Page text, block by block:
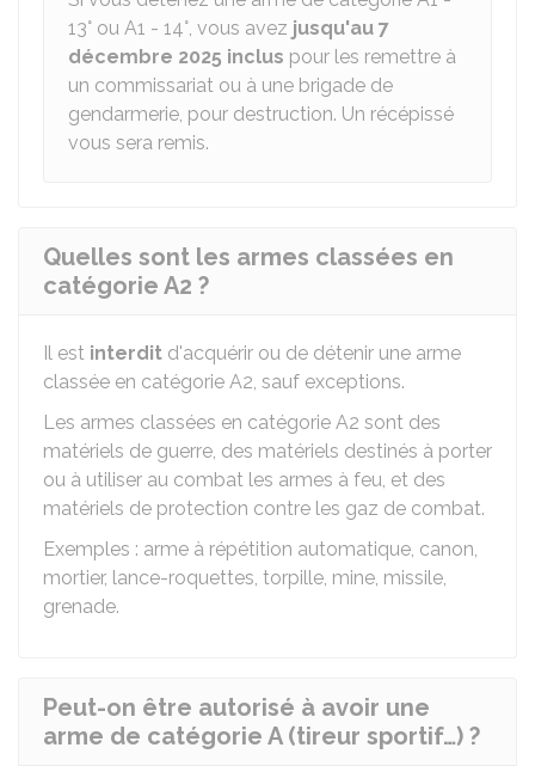
13° ou A1 - 14°, vous avez jusqu'au 7
décembre 2025 inclus pour les remettre à
un commissariat ou à une brigade de
gendarmerie, pour destruction. Un récépissé
vous sera remis.
Quelles sont les armes classées en
catégorie A2 ?
Il est interdit d'acquérir ou de détenir une arme
classée en catégorie A2, sauf exceptions.
Les armes classées en catégorie A2 sont des
matériels de guerre, des matériels destinés à porter
ou à utiliser au combat les armes à feu, et des
matériels de protection contre les gaz de combat.
Exemples : arme à répétition automatique, canon,
mortier, lance-roquettes, torpille, mine, missile,
grenade.
Peut-on être autorisé à avoir une
arme de catégorie A (tireur sportif…) ?